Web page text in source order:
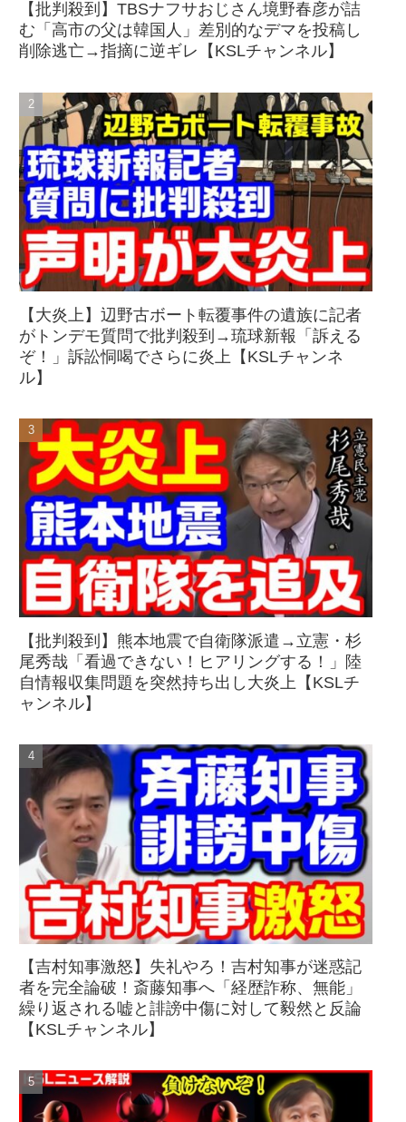
【批判殺到】TBSナフサおじさん境野春彦が詰
む「高市の父は韓国人」差別的なデマを投稿し
削除逃亡→指摘に逆ギレ【KSLチャンネル】
【大炎上】辺野古ボート転覆事件の遺族に記者
がトンデモ質問で批判殺到→琉球新報「訴える
ぞ！」訴訟恫喝でさらに炎上【KSLチャンネ
ル】
【批判殺到】熊本地震で自衛隊派遣→立憲・杉
尾秀哉「看過できない！ヒアリングする！」陸
自情報収集問題を突然持ち出し大炎上【KSLチ
ャンネル】
【吉村知事激怒】失礼やろ！吉村知事が迷惑記
者を完全論破！斎藤知事へ「経歴詐称、無能」
繰り返される嘘と誹謗中傷に対して毅然と反論
【KSLチャンネル】